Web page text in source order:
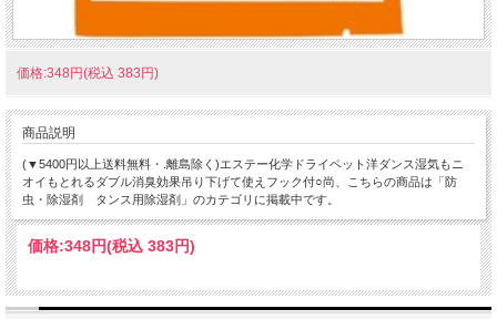
価格:348円(税込 383円)
商品説明
(▼5400円以上送料無料・.離島除く)エステー化学ドライペット洋ダンス湿気もニ
オイもとれるダブル消臭効果吊り下げて使えフック付○尚、こちらの商品は「防
虫・除湿剤 タンス用除湿剤」のカテゴリに掲載中です。
価格:348円(税込 383円)